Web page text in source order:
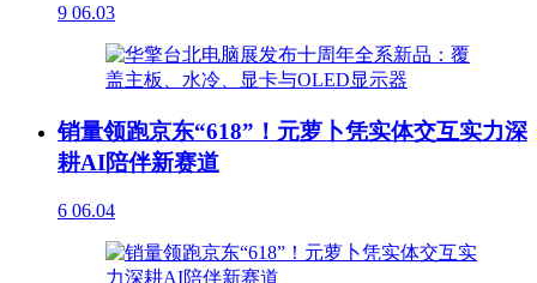
9 06.03
销量领跑京东“618”！元萝卜凭实体交互实力深
耕AI陪伴新赛道
6 06.04